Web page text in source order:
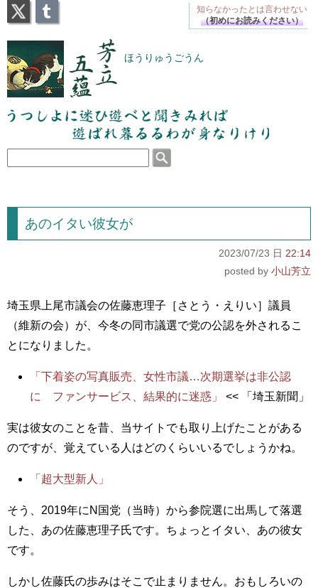
芳立五蘊 ほうりゅうごうん
うつしよに迷ひ遊べと聞きみれば遊ばれ暮るるわが
身なりけり
あのイタい彼女が
2023/07/23 日 22:14
小山芳立
埼玉県上尾市議会の佐藤恵理子［さとう・えりい］議員
（維新の会）が、今冬の同市議選で党の公認を外されるこ
とになりました。
「下着姿の写真販売、女性市議…次期選挙は非公認
に ファンサービス、結果的に迷惑」
<< 「埼玉新聞」
実は彼女のことを昔、当サイトでも取り上げたことがある
のですが、覚えている人はどのくらいいるでしょうかね。
「超大型新人」
そう、2019年にN国党（当時）から参院選に出馬して落選
した、あの佐藤恵理子氏です。ちょっとイタい、あの彼女
です。
しかし佐藤氏の歩みはそこで止まりません。おもしろいの
知らなかったとは言わせない
（初めにお読みください）
X Tumblr